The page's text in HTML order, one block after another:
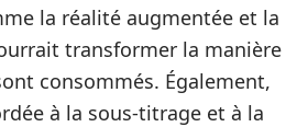
la réalité augmentée et la
transformer la manière
consommés. Également,
à la sous-titrage et à la